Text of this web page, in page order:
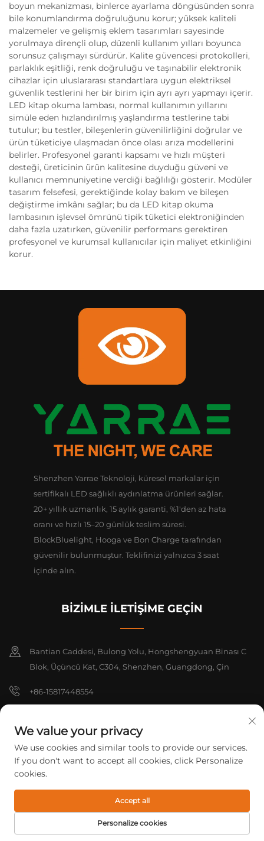
boyun mekanizması, binlerce ayarlama döngüsünden sonra
bile konumlandırma doğruluğunu korur; yüksek kaliteli
malzemeler ve gelişmiş eklem tasarımları sayesinde
yorulmaya dirençli olup, düzenli kullanım yılları boyunca
sorunsuz çalışmayı sürdürür. Kalite güvencesi protokolleri,
parlaklık eşitliği, renk doğruluğu ve taşınabilir elektronik
cihazlar için uluslararası standartlara uygun elektriksel
güvenlik testlerini her bir birim için ayrı ayrı yapmayı içerir.
LED kitap okuma lambası, normal kullanımın yıllarını
simüle eden hızlandırılmış yaşlandırma testlerine tabi
tutulur; bu testler, bileşenlerin güvenilirliğini doğrular ve
ürün tüketiciye ulaşmadan önce olası arıza modellerini
belirler. Profesyonel garanti kapsamı ve hızlı müşteri
desteği, üreticinin ürün kalitesine duyduğu güveni ve
kullanıcı memnuniyetine verdiği bağlılığı gösterir. Modüler
tasarım felsefesi, gerektiğinde kolay bakım ve bileşen
değiştirme imkânı sağlar; bu da LED kitap okuma
lambasının işlevsel ömrünü tipik tüketici elektroniğinden
daha fazla uzatırken, güvenilir performans gerektiren
profesyonel ve kurumsal kullanıcılar için maliyet etkinliğini
korur.
Shenzhen Yarrae Teknoloji, küresel markalar için
sertifikalı LED sağlıklı aydınlatma ürünleri sağlar.
20+ yıllık uzmanlık, 15 aylık garanti, %1'den az hata
oranı ve hızlı 15–20 günlük teslim süresi.
BlockBluelight, Hooga ve Bon Charge tarafından
güvenilir bulunmuştur. Teklifinizi yalnızca 3 saat
içinde alın.
BİZİMLE İLETİŞİME GEÇİN
Bantian Caddesi, Bulong Yolu, Hongshengyuan Binası C
Blok, Üçüncü Kat, C304, Shenzhen, Guangdong, Çin
+86-15817448554
Telif Hakkı © 2026 Shenzhen Yarrae Technology Co., Ltd. Beijing Tüm
hakları saklıdır. Gizlilik Politikası
We value your privacy
We use cookies and similar tools to provide our services.
If you don't want to accept all cookies, click Personalize
cookies.
Personalize cookies
Accept all